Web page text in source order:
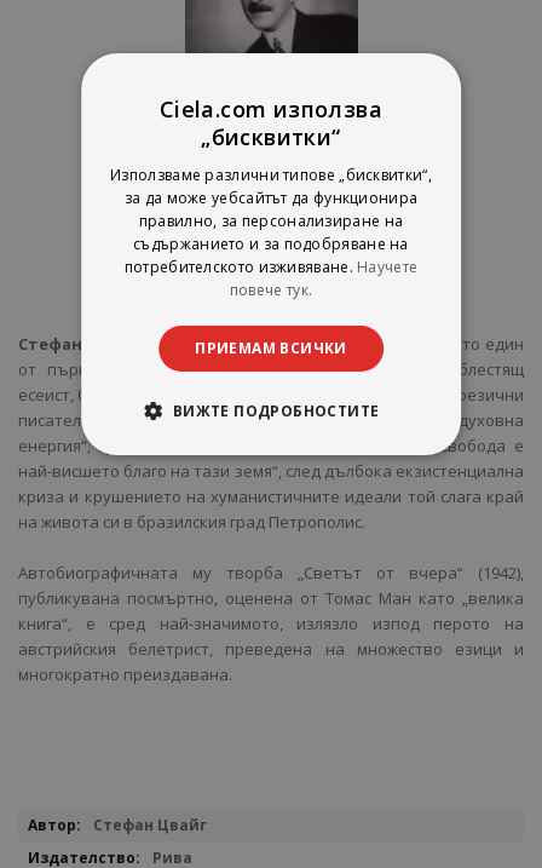
За Автора
Стефан Цвайг
Стефан Цвайг
(1881–1942), спечелил световна слава като един
от първомайсторите на психологическата новела, блестящ
есеист, биограф и романист, е сред най-четените немскоезични
писатели. Радетел за Европа, обединена от „обща духовна
енергия“, гражданин на света, за когото „личната свобода е
най-висшето благо на тази земя“, след дълбока екзистенциална
криза и крушението на хуманистичните идеали той слага край
на живота си в бразилския град Петрополис.
Автобиографичната му творба „Светът от вчера“ (1942),
публикувана посмъртно, оценена от Томас Ман като „велика
книга“, е сред най-значимото, излязло изпод перото на
австрийския белетрист, преведена на множество езици и
многократно преиздавана.
Повече
Стефан Цвайг
Рива
Ciela.com използва
„бисквитки“
Използваме различни типове „бисквитки“,
за да може уебсайтът да функционира
правилно, за персонализиране на
съдържанието и за подобряване на
потребителското изживяване. Научете
повече тук.
ПРИЕМАМ ВСИЧКИ
ВИЖТЕ ПОДРОБНОСТИТЕ